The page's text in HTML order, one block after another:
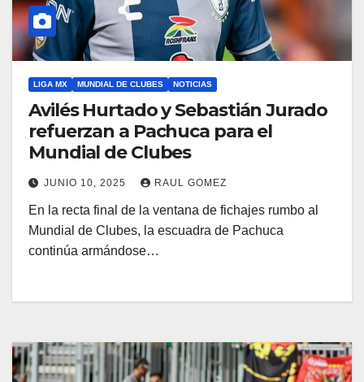
LIGA MX MUNDIAL DE CLUBES NOTICIAS
Avilés Hurtado y Sebastián Jurado
refuerzan a Pachuca para el
Mundial de Clubes
JUNIO 10, 2025 RAUL GOMEZ
En la recta final de la ventana de fichajes rumbo al
Mundial de Clubes, la escuadra de Pachuca
continúa armándose…